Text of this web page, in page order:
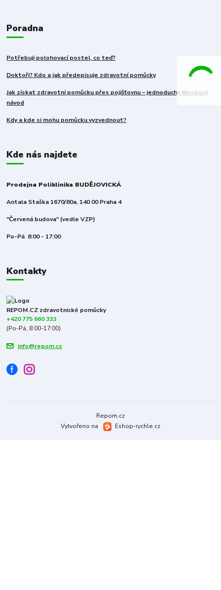
Poradna
Potřebuji polohovací postel, co teď?
Doktoři? Kdo a jak předepisuje zdravotní pomůcky
Jak získat zdravotní pomůcku přes pojišťovnu – jednoduchý 6krokový
návod
Kdy a kde si mohu pomůcku vyzvednout?
Kde nás najdete
Prodejna Poliklinika BUDĚJOVICKÁ
Antala Staška 1670/80a, 140 00 Praha 4
"Červená budova" (vedle VZP)
Po-Pá 8:00 - 17:00
Kontakty
REPOM.CZ zdravotnické pomůcky
+420 775 660 333
(Po-Pá, 8:00-17:00)
info@repom.cz
Repom.cz
Vytvořeno na
Eshop-rychle.cz